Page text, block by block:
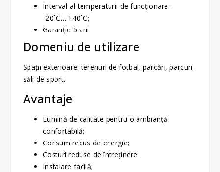
Interval al temperaturii de funcționare:
-20˚C….+40˚C;
Garanție 5 ani
Domeniu de utilizare
Spații exterioare: terenuri de fotbal, parcări, parcuri,
săli de sport.
Avantaje
Lumină de calitate pentru o ambianță
confortabilă;
Consum redus de energie;
Costuri reduse de întreținere;
Instalare facilă;